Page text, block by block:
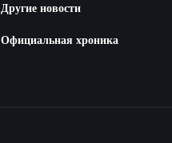
Другие новости
Официальная хроника